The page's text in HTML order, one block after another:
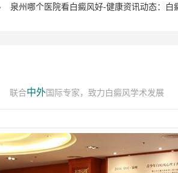
联合中外国际专家，致力白癜风学术发展